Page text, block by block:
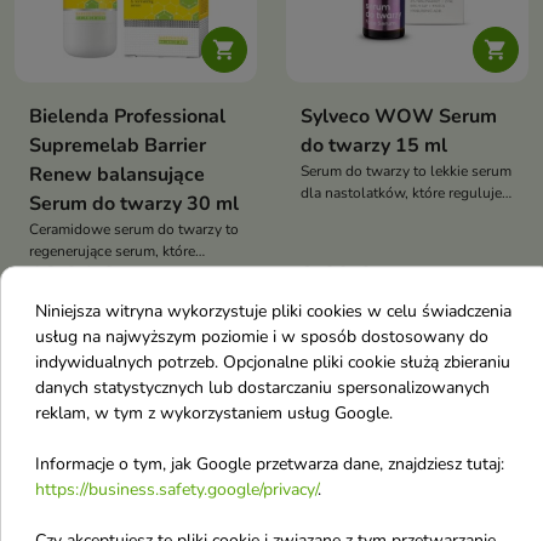

Bielenda Professional
Supremelab Barrier
Renew balansujące
Serum do twarzy 30 ml
Ceramidowe serum do twarzy to
regenerujące serum, które
odbudowuje barierę
nawilża i wzmacnia skórę
18,04 €

Sylveco WOW Serum
do twarzy 15 ml
Serum do twarzy to lekkie serum
dla nastolatków, które reguluje
9,60 €
favorite_border Obecnie brak na stanie favorite_border
Niniejsza witryna wykorzystuje pliki cookies w celu świadczenia
usług na najwyższym poziomie i w sposób dostosowany do
indywidualnych potrzeb. Opcjonalne pliki cookie służą zbieraniu
danych statystycznych lub dostarczaniu spersonalizowanych
reklam, w tym z wykorzystaniem usług Google.
Informacje o tym, jak Google przetwarza dane, znajdziesz tutaj:
https://business.safety.google/privacy/.